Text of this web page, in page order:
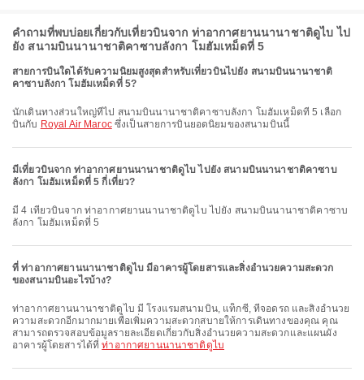
คำถามที่พบบ่อยเกี่ยวกับเที่ยวบินจาก ท่าอากาศยานนานาชาติดูไบ ไป
ยัง สนามบินนานาชาติคาซาบลังกา โมฮัมเหม็ดที่ 5
สายการบินใดได้รับความนิยมสูงสุดสำหรับเที่ยวบินไปยัง สนามบินนานาชาติ
คาซาบลังกา โมฮัมเหม็ดที่ 5?
นักเดินทางส่วนใหญ่ที่ไป สนามบินนานาชาติคาซาบลังกา โมฮัมเหม็ดที่ 5 เลือก
บินกับ Royal Air Marocซึ่งเป็นสายการบินยอดนิยมของสนามบินนี้
มีเที่ยวบินจาก ท่าอากาศยานนานาชาติดูไบ ไปยัง สนามบินนานาชาติคาซาบ
ลังกา โมฮัมเหม็ดที่ 5 กี่เที่ยว?
มี 4 เที่ยวบินจาก ท่าอากาศยานนานาชาติดูไบ ไปยัง สนามบินนานาชาติคาซาบ
ลังกา โมฮัมเหม็ดที่ 5
ที่ ท่าอากาศยานนานาชาติดูไบ มีอาคารผู้โดยสารและสิ่งอำนวยความสะดวก
ของสนามบินอะไรบ้าง?
ท่าอากาศยานนานาชาติดูไบ มี โรงแรมสนามบิน, แท็กซี่, ที่จอดรถ และสิ่งอำนวย
ความสะดวกอีกมากมายเพื่อเพิ่มความสะดวกสบายให้การเดินทางของคุณ คุณ
สามารถตรวจสอบข้อมูลรายละเอียดเกี่ยวกับสิ่งอำนวยความสะดวกและแผนผัง
อาคารผู้โดยสารได้ที่ท่าอากาศยานนานาชาติดูไบ